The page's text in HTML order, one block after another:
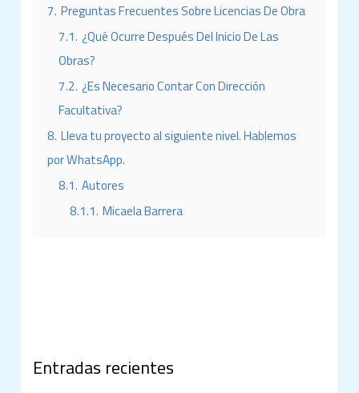
7. Preguntas Frecuentes Sobre Licencias De Obra
7.1. ¿Qué Ocurre Después Del Inicio De Las
Obras?
7.2. ¿Es Necesario Contar Con Dirección
Facultativa?
8. Lleva tu proyecto al siguiente nivel. Hablemos
por WhatsApp.
8.1. Autores
8.1.1. Micaela Barrera
Entradas recientes